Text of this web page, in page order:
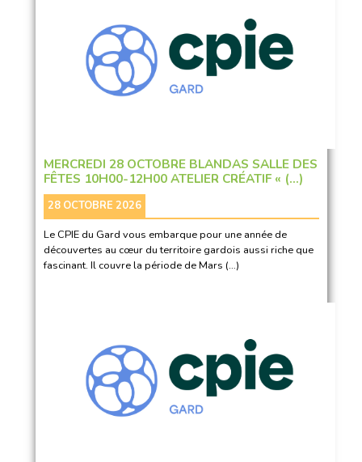
MERCREDI 28 OCTOBRE BLANDAS SALLE DES
FÊTES 10H00-12H00 ATELIER CRÉATIF « (…)
28 OCTOBRE 2026
Le CPIE du Gard vous embarque pour une année de
découvertes au cœur du territoire gardois aussi riche que
fascinant. Il couvre la période de Mars (…)